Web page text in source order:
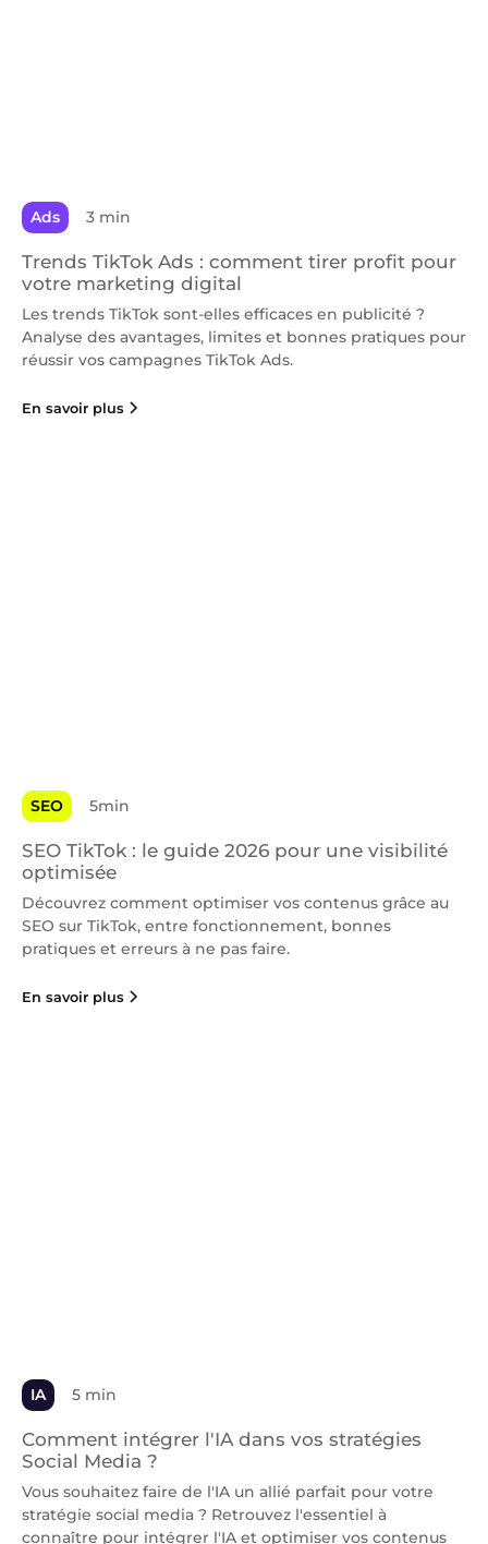
Ads 3 min
Trends TikTok Ads : comment tirer profit pour
votre marketing digital
Les trends TikTok sont-elles efficaces en publicité ?
Analyse des avantages, limites et bonnes pratiques pour
réussir vos campagnes TikTok Ads.
En savoir plus
SEO 5min
SEO TikTok : le guide 2026 pour une visibilité
optimisée
Découvrez comment optimiser vos contenus grâce au
SEO sur TikTok, entre fonctionnement, bonnes
pratiques et erreurs à ne pas faire.
En savoir plus
IA 5 min
Comment intégrer l'IA dans vos stratégies
Social Media ?
Vous souhaitez faire de l'IA un allié parfait pour votre
stratégie social media ? Retrouvez l'essentiel à
connaître pour intégrer l'IA et optimiser vos contenus